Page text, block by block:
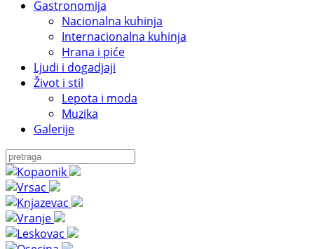
Gastronomija
Nacionalna kuhinja
Internacionalna kuhinja
Hrana i piće
Ljudi i dogadjaji
Život i stil
Lepota i moda
Muzika
Galerije